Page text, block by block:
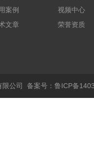
案例
文章
视频中心
荣誉资质
限公司 备案号：鲁ICP备